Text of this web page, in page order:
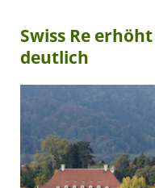
Swiss Re
deutlich